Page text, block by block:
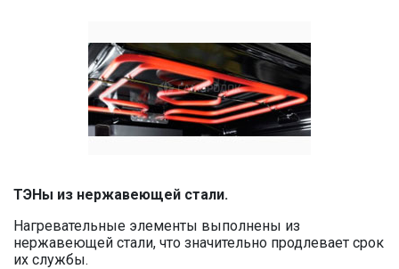
ТЭНы из нержавеющей стали.
Нагревательные элементы выполнены из
нержавеющей стали, что значительно продлевает срок
их службы.